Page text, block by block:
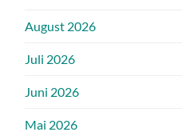
August 2026
Juli 2026
Juni 2026
Mai 2026